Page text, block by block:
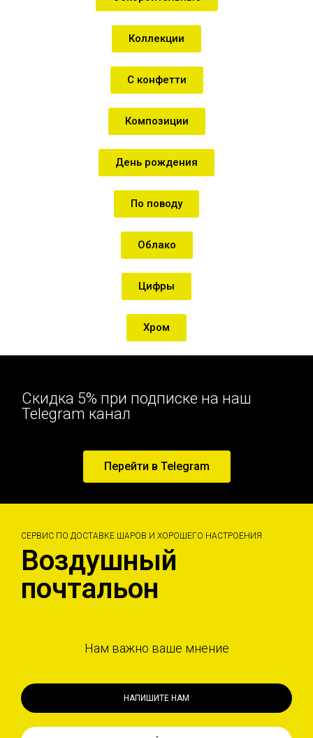
Коллекции
С конфетти
Композиции
День рождения
По поводу
Облако
Цифры
Хром
Скидка 5% при подписке на наш
Telegram канал
Перейти в Telegram
СЕРВИС ПО ДОСТАВКЕ ШАРОВ И ХОРОШЕГО НАСТРОЕНИЯ
Воздушный
почтальон
Нам важно ваше мнение
НАПИШИТЕ НАМ